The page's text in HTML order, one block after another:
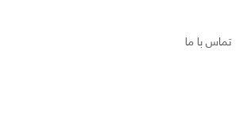
تماس با ما